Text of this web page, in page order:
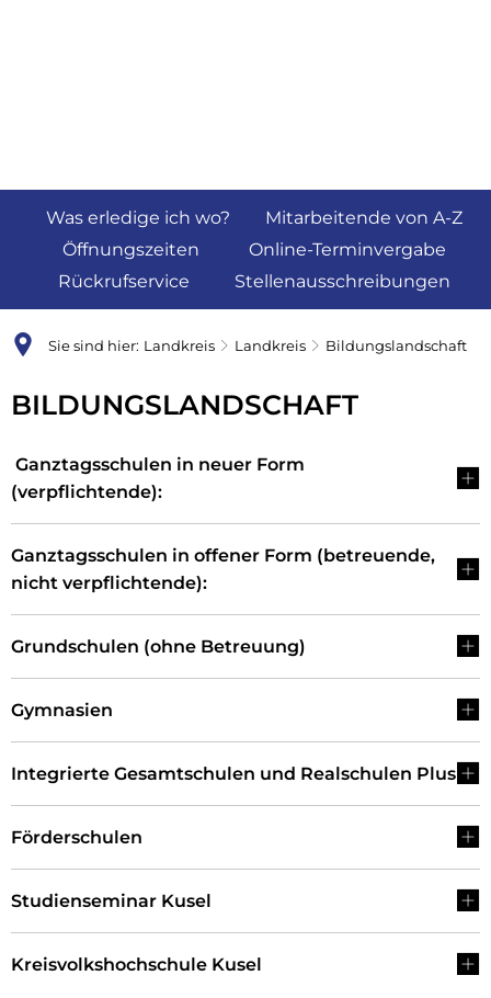
Was erledige ich wo?
Mitarbeitende von A-Z
Öffnungszeiten
Online-Terminvergabe
Rückrufservice
Stellenausschreibungen
Sie sind hier: Landkreis Landkreis Bildungslandschaft
Bildungslandschaft
BILDUNGSLANDSCHAFT
Ganztagsschulen in neuer Form
(verpflichtende):
Ganztagsschulen in offener Form (betreuende,
nicht verpflichtende):
Grundschulen (ohne Betreuung)
Gymnasien
Integrierte Gesamtschulen und Realschulen Plus
Förderschulen
Studienseminar Kusel
Kreisvolkshochschule Kusel